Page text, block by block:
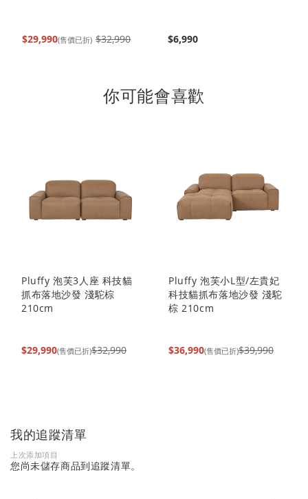
$29,990(售價已折) $32,990 $6,990
你可能會喜歡
Pluffy 泡芙3人座 科技貓
抓布落地沙發 淺駝棕
210cm
$29,990(售價已折)$32,990
Pluffy 泡芙小L型/左貴妃
科技貓抓布落地沙發 淺駝
棕 210cm
$36,990(售價已折)$39,990
我的追蹤清單
上次添加項目
您尚未儲存商品到追蹤清單。